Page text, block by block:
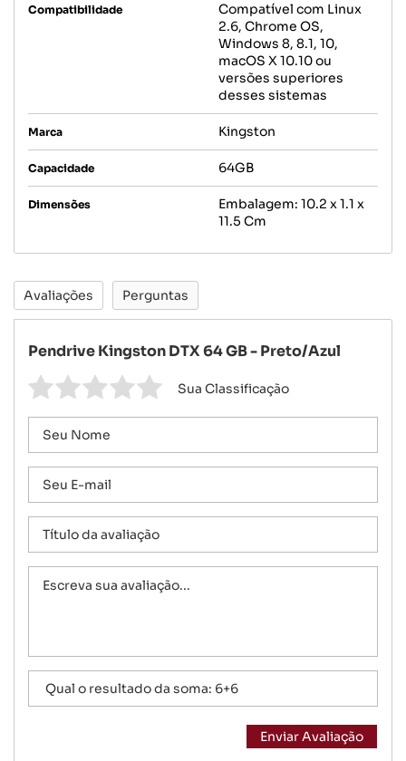
Compatibilidade
Compatível com Linux
2.6, Chrome OS,
Windows 8, 8.1, 10,
macOS X 10.10 ou
versões superiores
desses sistemas
Marca Kingston
Capacidade 64GB
Dimensões
Embalagem: 10.2 x 1.1 x
11.5 Cm
Avaliações Perguntas
Pendrive Kingston DTX 64 GB - Preto/Azul
Sua Classificação